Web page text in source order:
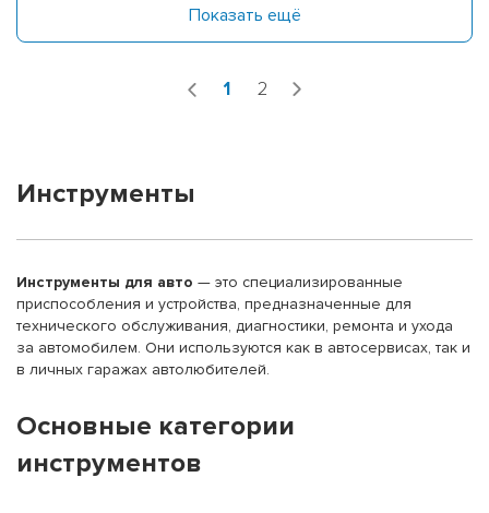
Показать ещё
1 2
Инструменты
Инструменты для авто — это специализированные
приспособления и устройства, предназначенные для
технического обслуживания, диагностики, ремонта и ухода
за автомобилем. Они используются как в автосервисах, так и
в личных гаражах автолюбителей.
Основные категории
инструментов